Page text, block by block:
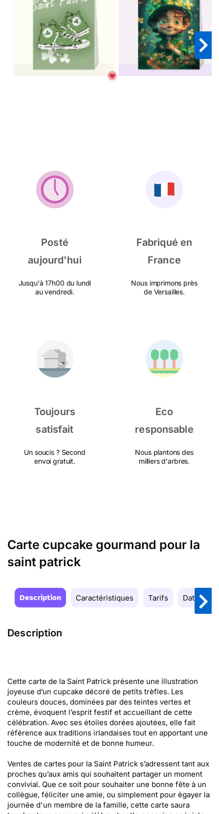
Posté
aujourd'hui
Jusqu'à 17h00 du lundi
au vendredi.
Fabriqué en
France
Nous imprimons près
de Versailles.
Toujours
satisfait
Un soucis ? Second
envoi gratuit.
Eco
responsable
Nous plantons des
milliers d'arbres.
Carte cupcake gourmand pour la
saint patrick
Description Caractéristiques Tarifs Date de
Description
Cette carte de la Saint Patrick présente une illustration
joyeuse d’un cupcake décoré de petits trèfles. Les
couleurs douces, dominées par des teintes vertes et
crème, évoquent l’esprit festif et accueillant de cette
célébration. Avec ses étoiles dorées ajoutées, elle fait
référence aux traditions irlandaises tout en apportant une
touche de modernité et de bonne humeur.
Ventes de cartes pour la Saint Patrick s’adressent tant aux
proches qu’aux amis qui souhaitent partager un moment
convivial. Que ce soit pour souhaiter une bonne fête à un
collègue, féliciter une amie, ou simplement pour égayer la
journée d'un membre de la famille, cette carte saura